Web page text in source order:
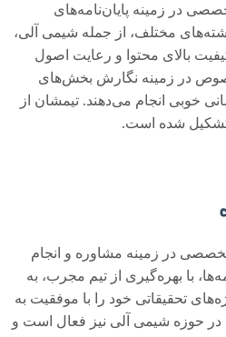
در زمینه پایان‌نامه‌های
مختلف، از جمله شیمی آلی،
بالای محتوا و رعایت اصول
خصوص در زمینه نگارش بخش‌های
خوبی انجام می‌دهند. تیمشان از
تشکیل شده است.
در زمینه مشاوره و انجام
با بهره‌گیری از تیم مجرب، به
تحقیقاتی خود را با موفقیت به
در حوزه شیمی آلی نیز فعال است و